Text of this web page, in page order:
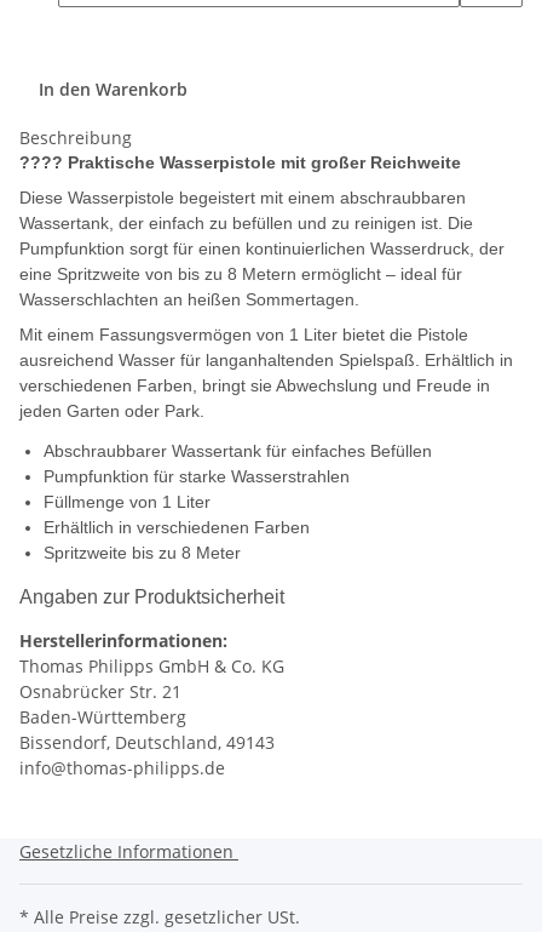
In den Warenkorb
Beschreibung
???? Praktische Wasserpistole mit großer Reichweite
Diese Wasserpistole begeistert mit einem abschraubbaren
Wassertank, der einfach zu befüllen und zu reinigen ist. Die
Pumpfunktion sorgt für einen kontinuierlichen Wasserdruck, der
eine Spritzweite von bis zu 8 Metern ermöglicht – ideal für
Wasserschlachten an heißen Sommertagen.
Mit einem Fassungsvermögen von 1 Liter bietet die Pistole
ausreichend Wasser für langanhaltenden Spielspaß. Erhältlich in
verschiedenen Farben, bringt sie Abwechslung und Freude in
jeden Garten oder Park.
Abschraubbarer Wassertank für einfaches Befüllen
Pumpfunktion für starke Wasserstrahlen
Füllmenge von 1 Liter
Erhältlich in verschiedenen Farben
Spritzweite bis zu 8 Meter
Angaben zur Produktsicherheit
Herstellerinformationen:
Thomas Philipps GmbH & Co. KG
Osnabrücker Str. 21
Baden-Württemberg
Bissendorf, Deutschland, 49143
info@thomas-philipps.de
Gesetzliche Informationen
* Alle Preise zzgl. gesetzlicher USt.